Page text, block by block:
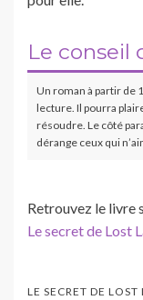
Le conseil
Un roman à partir de
lecture. Il pourra
résoudre. Le côté
dérange ceux qui
Retrouvez le livre
Le secret de Lost
LE SECRET DE LOST